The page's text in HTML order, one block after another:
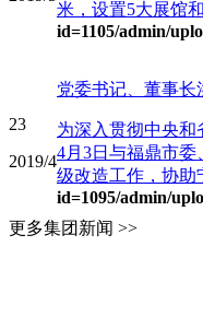
米，设置5大展馆
id=1105/admin/
23
2019/4
党委书记、董事
为深入贯彻中央
4月3日与福鼎市
级改造工作，协
id=1095/admin/
更多集团新闻 >>